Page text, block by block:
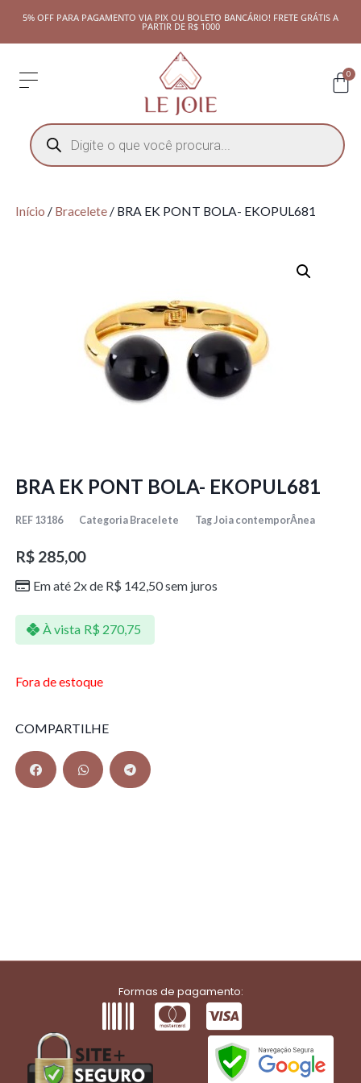
5% OFF PARA PAGAMENTO VIA PIX OU BOLETO BANCÁRIO! FRETE GRÁTIS A
PARTIR DE R$ 1000
0
Início / Bracelete/ BRA EK PONT BOLA- EKOPUL681
BRA EK PONT BOLA- EKOPUL681
REF 13186 Categoria Bracelete Tag Joia contemporÂnea
R$285,00
Em até 2x de R$ 142,50sem juros
À vista R$ 270,75
Fora de estoque
COMPARTILHE
Formas de pagamento: